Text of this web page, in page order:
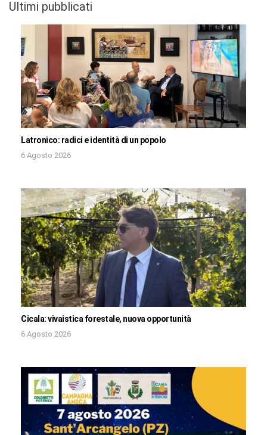
Ultimi pubblicati
Latronico: radici e identità di un popolo
6 Agosto 2026
Cicala: vivaistica forestale, nuova opportunità
6 Agosto 2026